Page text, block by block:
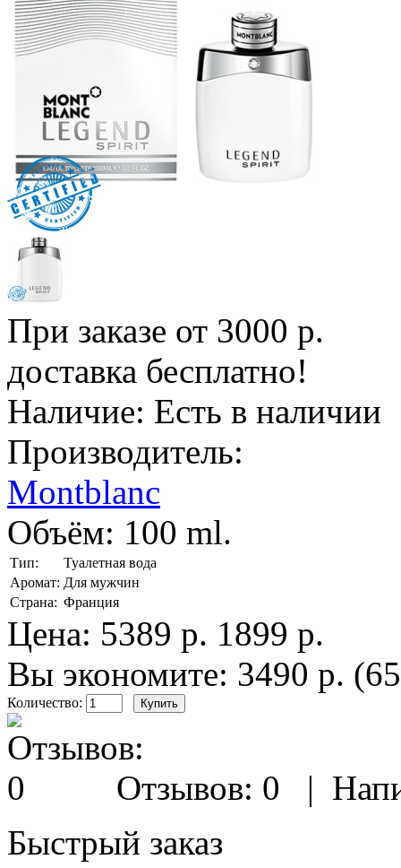
При заказе от 3000 р.
доставка бесплатно!
Наличие: Есть в наличии
Производитель:
Montblanc
Объём: 100 ml.
Тип:
Туалетная вода
Аромат: Для мужчин
Страна: Франция
Цена: 5389 р. 1899 р.
Вы экономите: 3490 р.
Количество:
Отзывов: 0 |
Быстрый заказ